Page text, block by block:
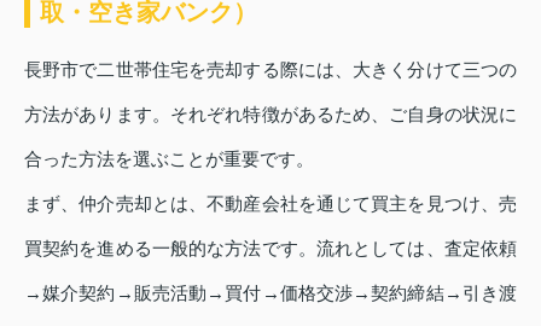
取・空き家バンク）
長野市で二世帯住宅を売却する際には、大きく分けて三つの
方法があります。それぞれ特徴があるため、ご自身の状況に
合った方法を選ぶことが重要です。
まず、仲介売却とは、不動産会社を通じて買主を見つけ、売
買契約を進める一般的な方法です。流れとしては、査定依頼
→媒介契約→販売活動→買付→価格交渉→契約締結→引き渡